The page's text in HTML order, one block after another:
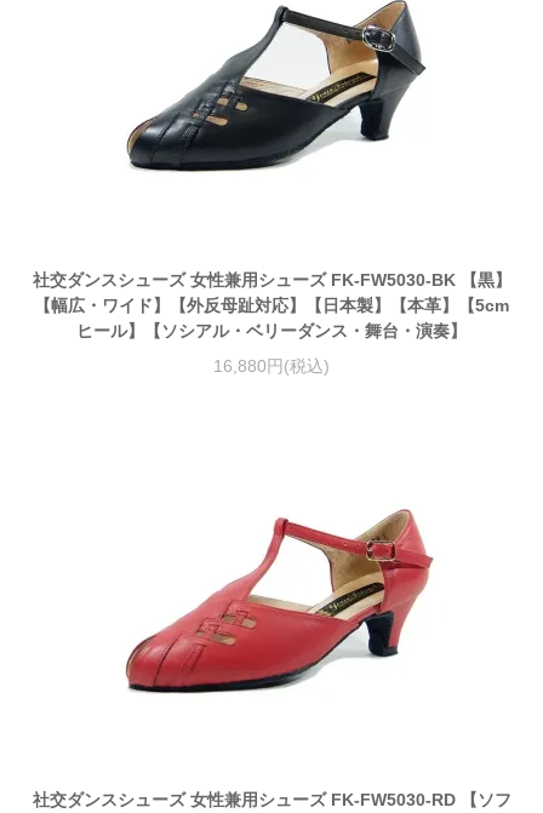
社交ダンスシューズ 女性兼用シューズ FK-FW5030-BK 【黒】
【幅広・ワイド】【外反母趾対応】【日本製】【本革】【5cm
ヒール】【ソシアル・ベリーダンス・舞台・演奏】
16,880円(税込)
社交ダンスシューズ 女性兼用シューズ FK-FW5030-RD 【ソフ